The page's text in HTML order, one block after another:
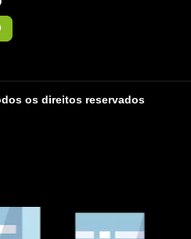
os direitos reservados